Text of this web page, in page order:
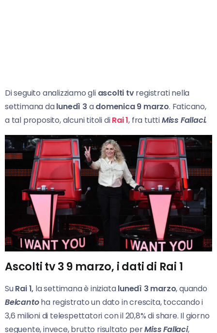
Di seguito analizziamo gli ascolti tvregistrati nella
settimana dalunedì 3 adomenica 9 marzo. Faticano,
a tal proposito, alcuni titoli diRai 1, fra tuttiMiss Fallaci.
Ascolti tv 3 9 marzo, i dati di Rai 1
SuRai 1, la settimana è iniziatalunedì 3 marzo, quando
Belcantoha registrato un dato in crescita, toccando i
3,6 milioni di telespettatori con il 20,8% di share. Il giorno
seguente, invece, brutto risultato perMiss Fallaci,